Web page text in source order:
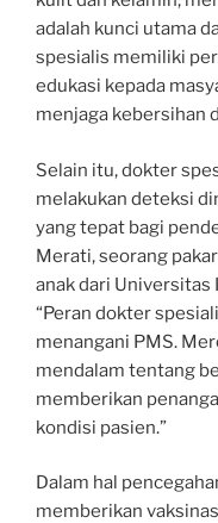
adalah kunci utama
spesialis memiliki
edukasi kepada
menjaga kebersihan
Selain itu, dokter
melakukan deteksi
yang tepat bagi
Merati, seorang
anak dari Universitas
“Peran dokter
menangani PMS.
mendalam tentang
memberikan
kondisi pasien.”
Dalam hal
memberikan